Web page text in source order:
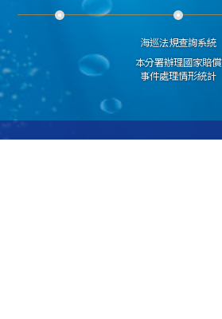
海巡法規查詢系統
本分署辦理國家賠償
事件處理情形統計